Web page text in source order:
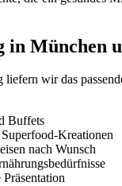
in München
wir das
Buffets
Kreationen
nach Wunsch